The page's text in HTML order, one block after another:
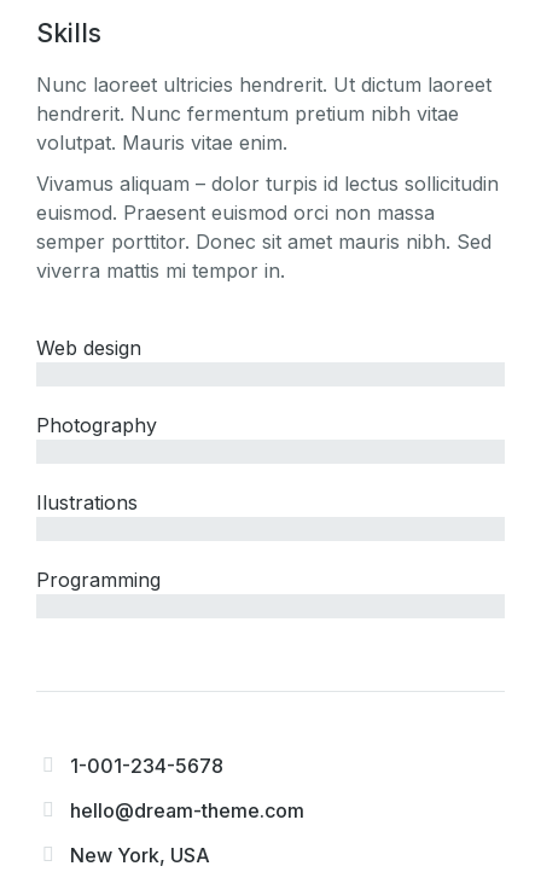
Skills
Nunc laoreet ultricies hendrerit. Ut dictum laoreet
hendrerit. Nunc fermentum pretium nibh vitae
volutpat. Mauris vitae enim.
Vivamus aliquam – dolor turpis id lectus sollicitudin
euismod. Praesent euismod orci non massa
semper porttitor. Donec sit amet mauris nibh. Sed
viverra mattis mi tempor in.
Web design
Photography
Ilustrations
Programming
1-001-234-5678
hello@dream-theme.com
New York, USA